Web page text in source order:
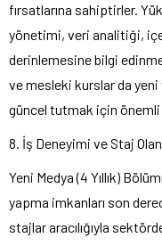
fırsatlarına sahiptirler.
yönetimi, veri analitiği,
derinlemesine bilgi
ve mesleki kurslar da
güncel tutmak için
8. İş Deneyimi ve Staj
Yeni Medya (4 Yıllık)
yapma imkanları son
stajlar aracılığıyla